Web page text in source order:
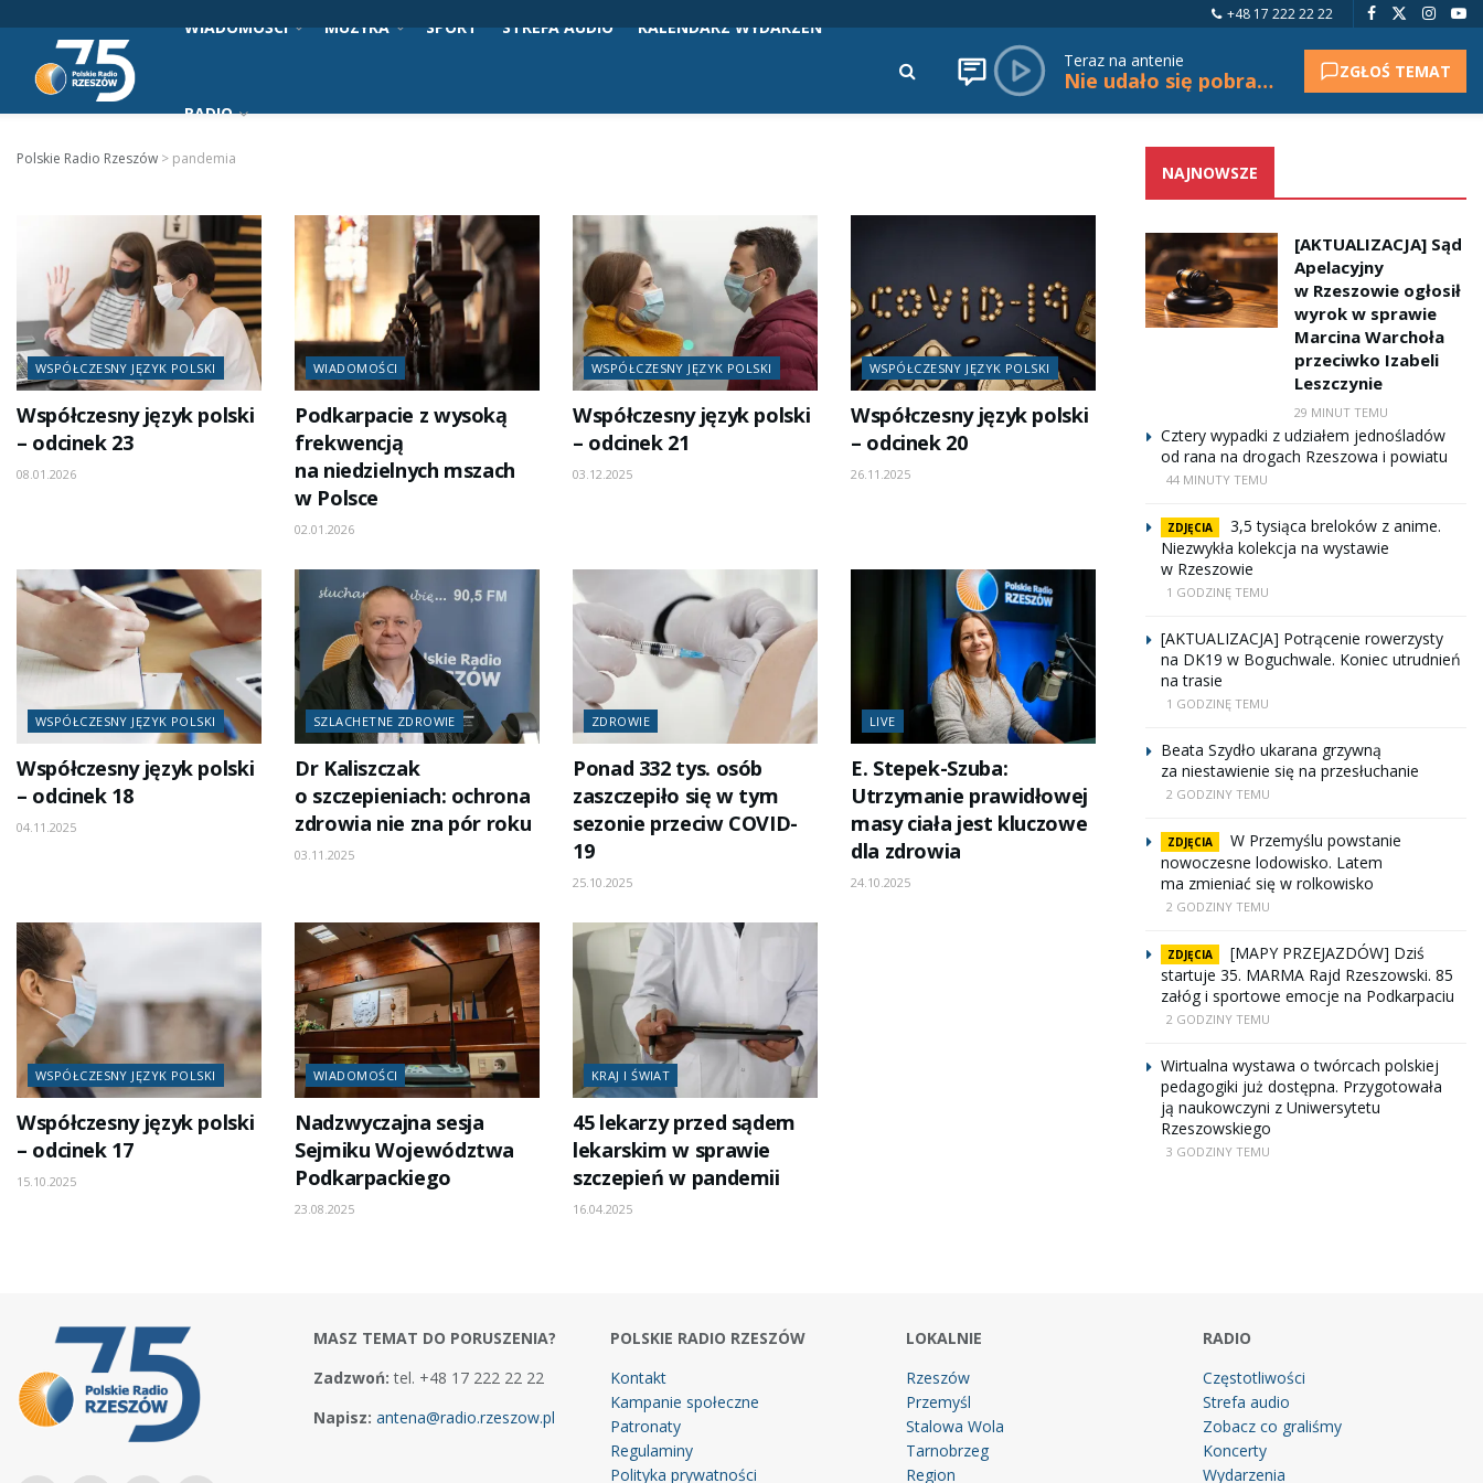
+48 17 222 22 22
WIADOMOŚCI MUZYKA SPORT STREFA AUDIO KALENDARZ WYDARZEŃ
RADIO
Teraz na antenie
Nie udało się pobrać tytułu. ZGŁOŚ TEMAT
Polskie Radio Rzeszów > pandemia
WSPÓŁCZESNY JĘZYK POLSKI
Współczesny język polski
– odcinek 23
08.01.2026
WIADOMOŚCI
Podkarpacie z wysoką
frekwencją
na niedzielnych mszach
w Polsce
02.01.2026
WSPÓŁCZESNY JĘZYK POLSKI
Współczesny język polski
– odcinek 21
03.12.2025
WSPÓŁCZESNY JĘZYK POLSKI
Współczesny język polski
– odcinek 20
26.11.2025
WSPÓŁCZESNY JĘZYK POLSKI
Współczesny język polski
– odcinek 18
04.11.2025
SZLACHETNE ZDROWIE
Dr Kaliszczak
o szczepieniach: ochrona
zdrowia nie zna pór roku
03.11.2025
ZDROWIE
Ponad 332 tys. osób
zaszczepiło się w tym
sezonie przeciw COVID-
19
25.10.2025
LIVE
E. Stepek-Szuba:
Utrzymanie prawidłowej
masy ciała jest kluczowe
dla zdrowia
24.10.2025
WSPÓŁCZESNY JĘZYK POLSKI
Współczesny język polski
– odcinek 17
15.10.2025
WIADOMOŚCI
Nadzwyczajna sesja
Sejmiku Województwa
Podkarpackiego
23.08.2025
KRAJ I ŚWIAT
45 lekarzy przed sądem
lekarskim w sprawie
szczepień w pandemii
16.04.2025
NAJNOWSZE
[AKTUALIZACJA] Sąd
Apelacyjny
w Rzeszowie ogłosił
wyrok w sprawie
Marcina Warchoła
przeciwko Izabeli
Leszczynie
29 MINUT TEMU
Cztery wypadki z udziałem jednośladów
od rana na drogach Rzeszowa i powiatu
44 MINUTY TEMU
ZDJĘCIA
3,5 tysiąca breloków z anime.
Niezwykła kolekcja na wystawie
w Rzeszowie
1 GODZINĘ TEMU
[AKTUALIZACJA] Potrącenie rowerzysty
na DK19 w Boguchwale. Koniec utrudnień
na trasie
1 GODZINĘ TEMU
Beata Szydło ukarana grzywną
za niestawienie się na przesłuchanie
2 GODZINY TEMU
ZDJĘCIA
W Przemyślu powstanie
nowoczesne lodowisko. Latem
ma zmieniać się w rolkowisko
2 GODZINY TEMU
ZDJĘCIA
[MAPY PRZEJAZDÓW] Dziś
startuje 35. MARMA Rajd Rzeszowski. 85
załóg i sportowe emocje na Podkarpaciu
2 GODZINY TEMU
Wirtualna wystawa o twórcach polskiej
pedagogiki już dostępna. Przygotowała
ją naukowczyni z Uniwersytetu
Rzeszowskiego
3 GODZINY TEMU
MASZ TEMAT DO PORUSZENIA?
Zadzwoń: tel. +48 17 222 22 22
Napisz: antena@radio.rzeszow.pl
POLSKIE RADIO RZESZÓW
Kontakt
Kampanie społeczne
Patronaty
Regulaminy
Polityka prywatności
LOKALNIE
Rzeszów
Przemyśl
Stalowa Wola
Tarnobrzeg
Region
RADIO
Częstotliwości
Strefa audio
Zobacz co graliśmy
Koncerty
Wydarzenia